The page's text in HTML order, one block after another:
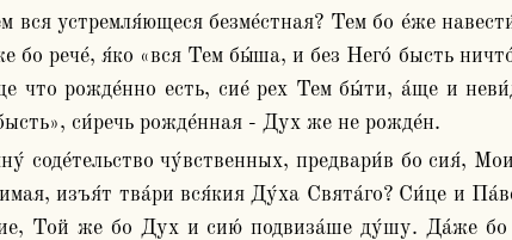
рече́, я́ко «вся Тем бы́ша, и без Него́ бысть
что рожде́нно есть, сие́ рех Тем бы́ти, а́ще и
си́речь рожде́нная - Дух же не рожде́н.
изъя́т тва́ри вся́кия Ду́ха Свята́го? Си́це и
Той же бо Дух и сию́ подвиза́ше ду́шу. Да́же бо